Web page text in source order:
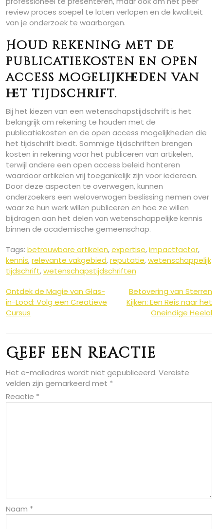
review proces soepel te laten verlopen en de kwaliteit
van je onderzoek te waarborgen.
Houd rekening met de
publicatiekosten en open
access mogelijkheden van
het tijdschrift.
Bij het kiezen van een wetenschapstijdschrift is het
belangrijk om rekening te houden met de
publicatiekosten en de open access mogelijkheden die
het tijdschrift biedt. Sommige tijdschriften brengen
kosten in rekening voor het publiceren van artikelen,
terwijl andere een open access beleid hanteren
waardoor artikelen vrij toegankelijk zijn voor iedereen.
Door deze aspecten te overwegen, kunnen
onderzoekers een weloverwogen beslissing nemen over
waar ze hun werk willen publiceren en hoe ze willen
bijdragen aan het delen van wetenschappelijke kennis
binnen de academische gemeenschap.
Tags: betrouwbare artikelen,expertise,impactfactor,
kennis,relevante vakgebied,reputatie,wetenschappelijk
tijdschrift,wetenschapstijdschriften
Berichtnavigatie
Ontdek de Magie van Glas-
in-Lood: Volg een Creatieve
Cursus
Betovering van Sterren
Kijken: Een Reis naar het
Oneindige Heelal
Geef een reactie
Het e-mailadres wordt niet gepubliceerd. Vereiste
velden zijn gemarkeerd met *
Reactie *
Naam *